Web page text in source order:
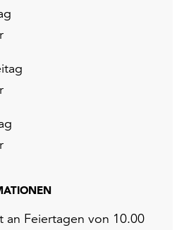
an Feiertagen von 10.00